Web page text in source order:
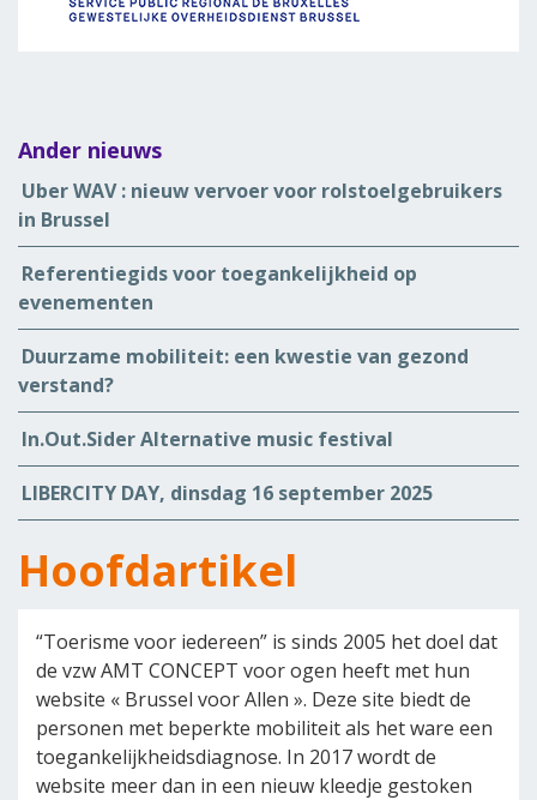
Ander nieuws
Uber WAV : nieuw vervoer voor rolstoelgebruikers
in Brussel
Referentiegids voor toegankelijkheid op
evenementen
Duurzame mobiliteit: een kwestie van gezond
verstand?
In.Out.Sider Alternative music festival
LIBERCITY DAY, dinsdag 16 september 2025
Hoofdartikel
“Toerisme voor iedereen” is sinds 2005 het doel dat
de vzw AMT CONCEPT voor ogen heeft met hun
website « Brussel voor Allen ». Deze site biedt de
personen met beperkte mobiliteit als het ware een
toegankelijkheidsdiagnose. In 2017 wordt de
website meer dan in een nieuw kleedje gestoken